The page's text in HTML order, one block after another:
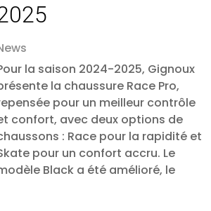
la saison 2024-2025, Gignoux
la chaussure Race Pro,
pour un meilleur contrôle
confort, avec deux options de
: Race pour la rapidité et
pour un confort accru. Le
Black a été amélioré, le